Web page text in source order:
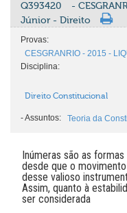
Q393420
-
Júnior - Direito
Provas:
CESGRANRIO - 2015 -
Disciplina:
Direito Constitucional
-Assuntos: Teoria da
Inúmeras são as
desde que o
desse valioso
Assim, quanto à
ser considerada